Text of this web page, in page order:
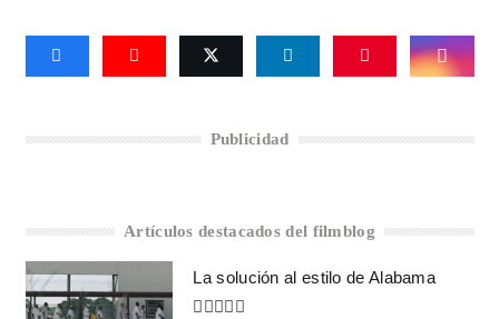
Publicidad
Artículos destacados del filmblog
La solución al estilo de Alabama